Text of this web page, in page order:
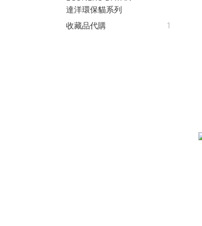
達洋環保貓系列
收藏品代購
1